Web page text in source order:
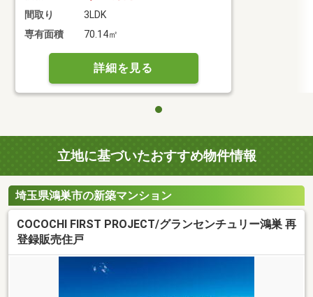
間取り
3LDK
専有面積
70.14㎡
詳細を見る
立地に基づいたおすすめ物件情報
埼玉県鴻巣市の新築マンション
COCOCHI FIRST PROJECT/グランセンチュリー鴻巣 再
登録販売住戸